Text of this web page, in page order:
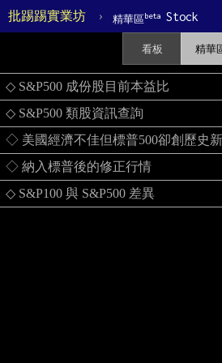
批踢踢實業坊 › 精華區beta Stock
看板 精華
◇ S&P500 成份股目前本益比
◇ S&P500 類股資訊查詢
◇ 美國經濟不佳但標普500卻創歷史
◇ 納入標普後的修正行情
◇ S&P100 與 S&P500 差異